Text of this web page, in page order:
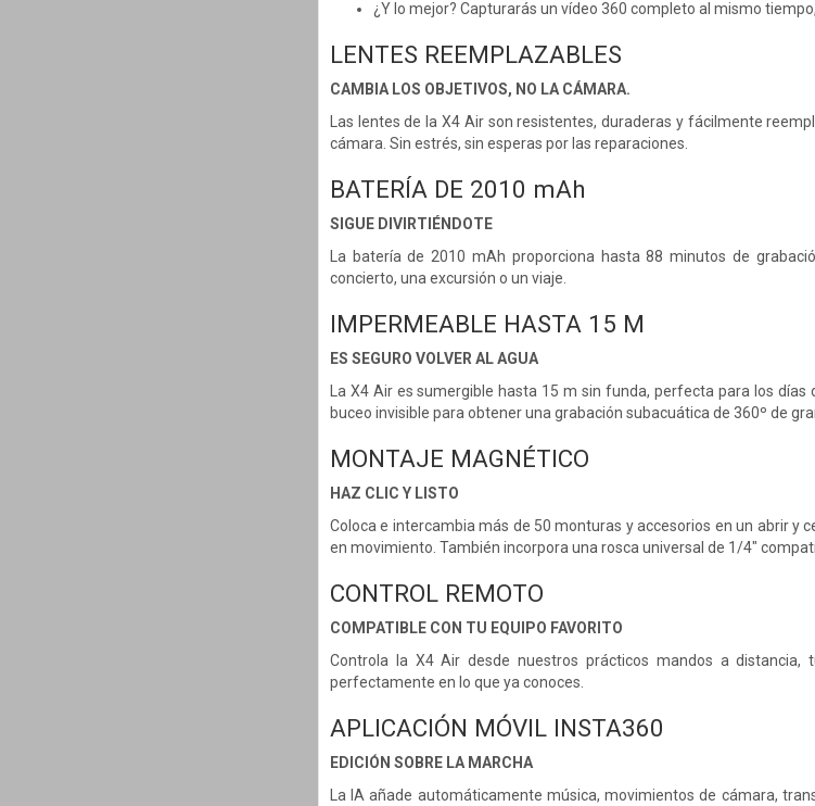
¿Y lo mejor? Capturarás un vídeo 360 completo al mismo
LENTES REEMPLAZABLES
CAMBIA LOS OBJETIVOS, NO LA CÁMARA.
Las lentes de la X4 Air son resistentes, duraderas y fácilmente
cámara. Sin estrés, sin esperas por las reparaciones.
BATERÍA DE 2010 mAh
SIGUE DIVIRTIÉNDOTE
La batería de 2010 mAh proporciona hasta 88 minutos de
concierto, una excursión o un viaje.
IMPERMEABLE HASTA 15 M
ES SEGURO VOLVER AL AGUA
La X4 Air es sumergible hasta 15 m sin funda, perfecta para los
buceo invisible para obtener una grabación subacuática de 360º de
MONTAJE MAGNÉTICO
HAZ CLIC Y LISTO
Coloca e intercambia más de 50 monturas y accesorios en un abrir y
en movimiento. También incorpora una rosca universal de 1/4"
CONTROL REMOTO
COMPATIBLE CON TU EQUIPO FAVORITO
Controla la X4 Air desde nuestros prácticos mandos a
perfectamente en lo que ya conoces.
APLICACIÓN MÓVIL INSTA360
EDICIÓN SOBRE LA MARCHA
La IA añade automáticamente música, movimientos de cámara,